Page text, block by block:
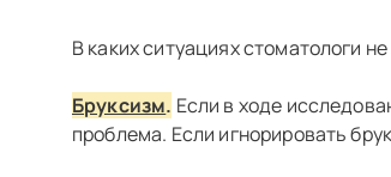
В каких ситуациях стоматологи
Бруксизм. Если в ходе
проблема. Если игнорировать